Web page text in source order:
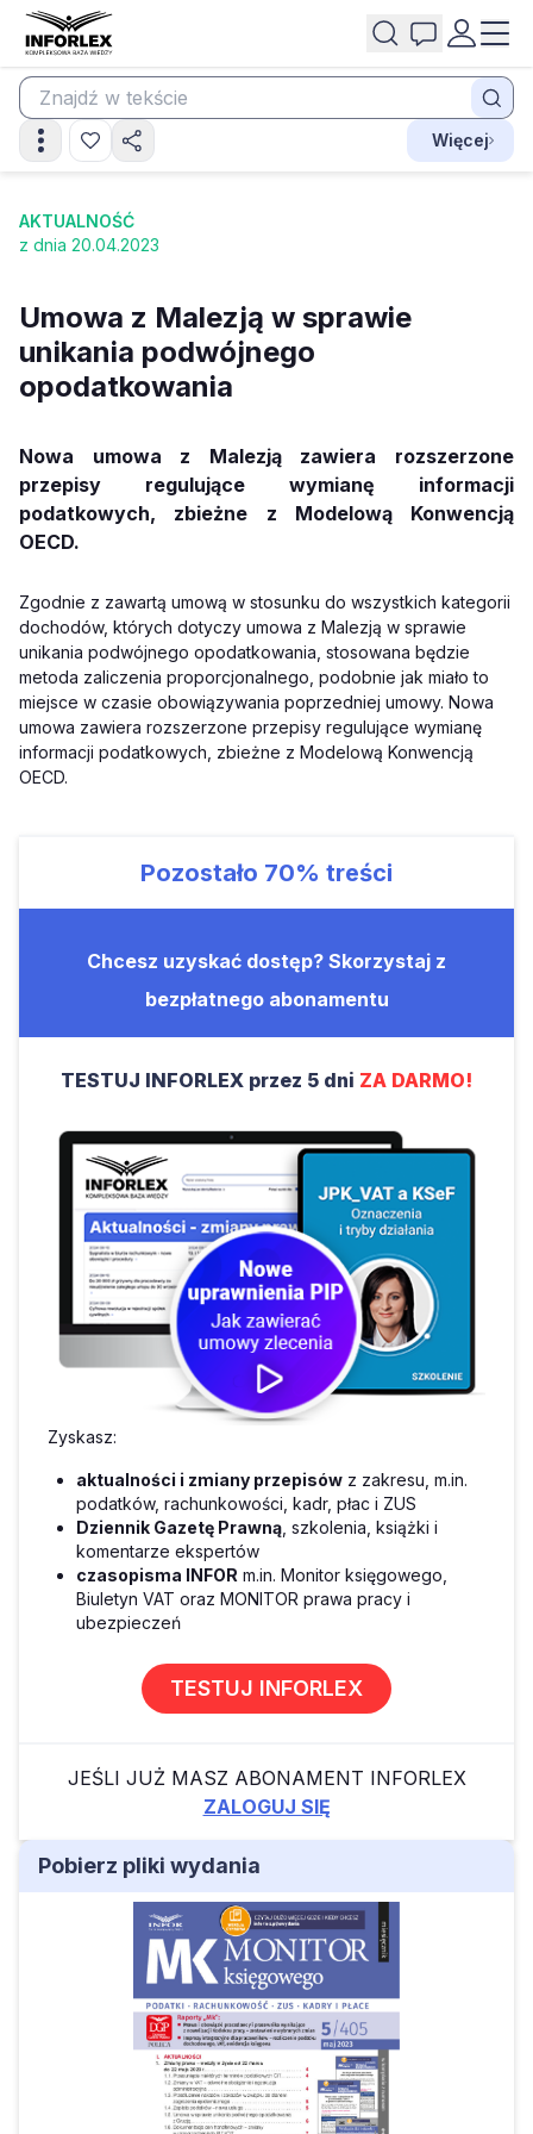
Więcej
AKTUALNOŚĆ
z dnia 20.04.2023
Umowa z Malezją w sprawie
unikania podwójnego
opodatkowania
Nowa umowa z Malezją zawiera rozszerzone
przepisy regulujące wymianę informacji
podatkowych, zbieżne z Modelową Konwencją
OECD.
Zgodnie z zawartą umową w stosunku do wszystkich kategorii
dochodów, których dotyczy umowa z Malezją w sprawie
unikania podwójnego opodatkowania, stosowana będzie
metoda zaliczenia proporcjonalnego, podobnie jak miało to
miejsce w czasie obowiązywania poprzedniej umowy. Nowa
umowa zawiera rozszerzone przepisy regulujące wymianę
informacji podatkowych, zbieżne z Modelową Konwencją
OECD.
Pozostało 70% treści
Chcesz uzyskać dostęp? Skorzystaj z
bezpłatnego abonamentu
TESTUJ INFORLEX przez 5 dni ZA DARMO!
Zyskasz:
aktualności i zmiany przepisów z zakresu, m.in.
podatków, rachunkowości, kadr, płac i ZUS
Dziennik Gazetę Prawną , szkolenia, książki i
komentarze ekspertów
czasopisma INFOR m.in. Monitor księgowego,
Biuletyn VAT oraz MONITOR prawa pracy i
ubezpieczeń
TESTUJ INFORLEX
JEŚLI JUŻ MASZ ABONAMENT INFORLEX
ZALOGUJ SIĘ
Pobierz pliki wydania